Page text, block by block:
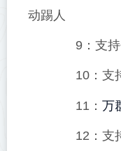
动踢人
9：支持
10：支持
11： 万
12：支持